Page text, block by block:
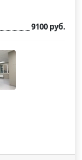
9100 руб.